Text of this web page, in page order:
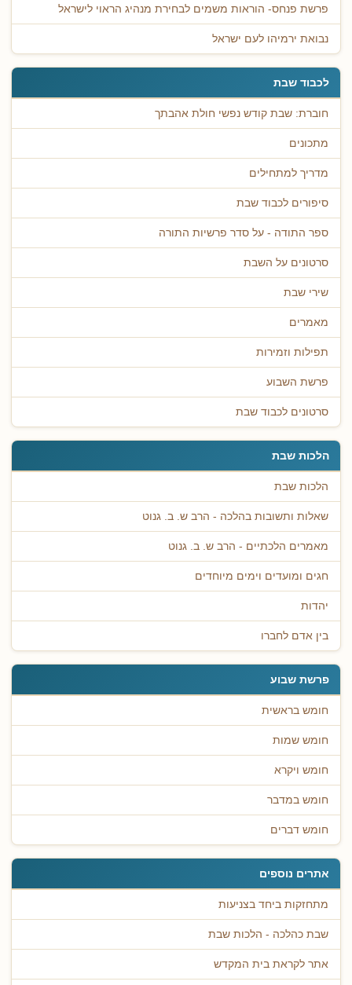
פרשת פנחס- הוראות משמים לבחירת מנהיג הראוי לישראל
נבואת ירמיהו לעם ישראל
לכבוד שבת
חוברת: שבת קודש נפשי חולת אהבתך
מתכונים
מדריך למתחילים
סיפורים לכבוד שבת
ספר התודה - על סדר פרשיות התורה
סרטונים על השבת
שירי שבת
מאמרים
תפילות וזמירות
פרשת השבוע
סרטונים לכבוד שבת
הלכות שבת
הלכות שבת
שאלות ותשובות בהלכה - הרב ש. ב. גנוט
מאמרים הלכתיים - הרב ש. ב. גנוט
חגים ומועדים וימים מיוחדים
יהדות
בין אדם לחברו
פרשת שבוע
חומש בראשית
חומש שמות
חומש ויקרא
חומש במדבר
חומש דברים
אתרים נוספים
מתחזקות ביחד בצניעות
שבת כהלכה - הלכות שבת
אתר לקראת בית המקדש